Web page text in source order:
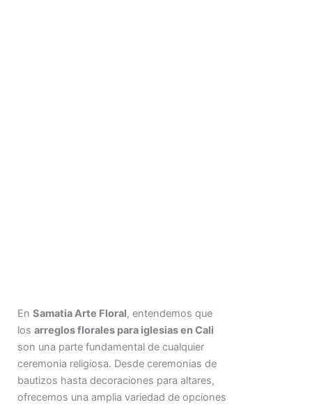
En Samatia Arte Floral, entendemos que
los arreglos florales para iglesias en Cali
son una parte fundamental de cualquier
ceremonia religiosa. Desde ceremonias de
bautizos hasta decoraciones para altares,
ofrecemos una amplia variedad de opciones